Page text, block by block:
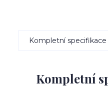
Kompletní specifikace
Kompletní